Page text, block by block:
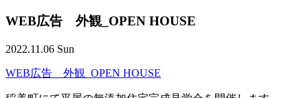
WEB広告 外観_OPEN HOUSE
2022.11.06 Sun
WEB広告 外観_OPEN HOUSE